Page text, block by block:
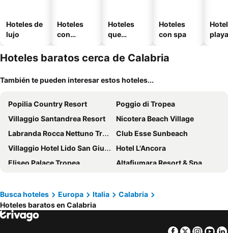
Hoteles de
lujo
Hoteles
con
Hoteles
que
mascotas
Hoteles
con spa
playa
Hoteles baratos cerca de Calabria
También te pueden interesar estos hoteles...
Popilia Country Resort
Poggio di Tropea
Villaggio Santandrea Resort
Nicotera Beach Village
Labranda Rocca Nettuno Tropea
Club Esse Sunbeach
Villaggio Hotel Lido San Giuseppe
Hotel L'Ancora
Eliseo Palace Tropea
Altafiumara Resort & Spa
Hotel Virgilio
Hotel La Villa
Il Borgo sul Lago
Hotel Ristorante Stellato
Busca hoteles Europa Italia
Calabria
Hoteles baratos en Calabria
Facebook
Twitter